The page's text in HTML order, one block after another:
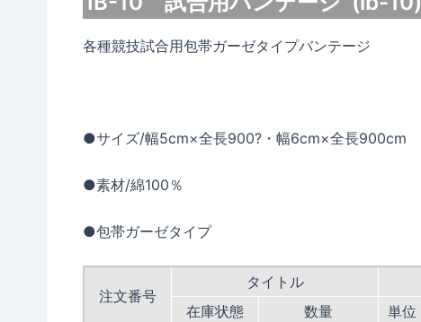
各種競技試合用包帯ガーゼタイプバンテージ
●サイズ/幅5cm×全長900?・幅6cm×全長900cm
●素材/綿100％
●包帯ガーゼタイプ
注文番号
タイトル
在庫状態 数量 単位